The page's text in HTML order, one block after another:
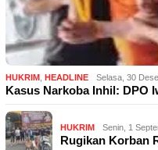
HUKRIM HEADLINE Selasa, 30
Kasus Narkoba Inhil: DPO
HUKRIM Senin, 1
Rugikan Korban